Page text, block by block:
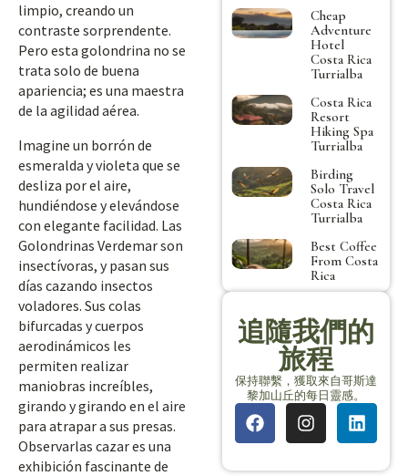
limpio, creando un
contraste sorprendente.
Pero esta golondrina no se
trata solo de buena
apariencia; es una maestra
de la agilidad aérea.
Imagine un borrón de
esmeralda y violeta que se
desliza por el aire,
hundiéndose y elevándose
con elegante facilidad. Las
Golondrinas Verdemar son
insectívoras, y pasan sus
días cazando insectos
voladores. Sus colas
bifurcadas y cuerpos
aerodinámicos les
permiten realizar
maniobras increíbles,
girando y girando en el aire
para atrapar a sus presas.
Observarlas cazar es una
exhibición fascinante de
Cheap
Adventure
Hotel
Costa Rica
Turrialba
Costa Rica
Resort
Hiking Spa
Turrialba
Birding
Solo Travel
Costa Rica
Turrialba
Best Coffee
From Costa
Rica
追隨我們的
旅程
保持聯繫，獲取來自哥斯達
黎加山丘的每日靈感。